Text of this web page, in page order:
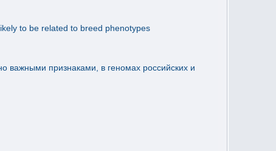
to be related to breed phenotypes
важными признаками, в геномах российских и